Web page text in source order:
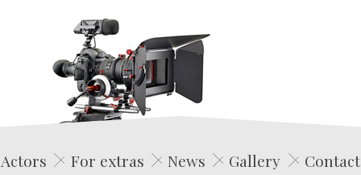
Edwin Film Agencja Aktorska
Actors For extras News Gallery
Contact